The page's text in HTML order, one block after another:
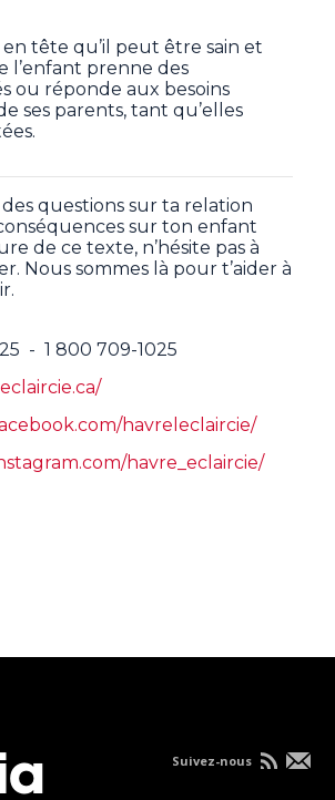
tête qu’il peut être sain et
l’enfant prenne des
ou réponde aux besoins
ses parents, tant qu’elles
questions sur ta relation
sur ton enfant
de ce texte, n’hésite pas à
Nous sommes là pour t’aider à
- 1 800 709-1025
havreleclaircie/
havre_eclaircie/
Suivez-nous